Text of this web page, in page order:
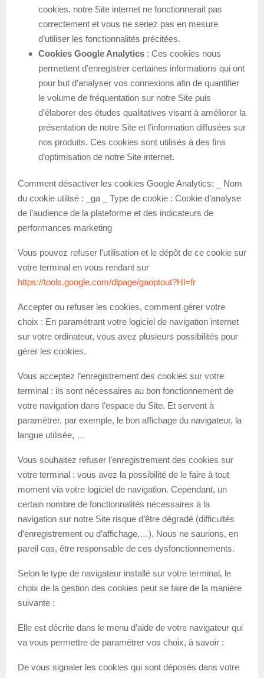
cookies, notre Site internet ne fonctionnerait pas
correctement et vous ne seriez pas en mesure
d’utiliser les fonctionnalités précitées.
Cookies Google Analytics : Ces cookies nous
permettent d’enregistrer certaines informations qui ont
pour but d’analyser vos connexions afin de quantifier
le volume de fréquentation sur notre Site puis
d’élaborer des études qualitatives visant à améliorer la
présentation de notre Site et l’information diffusées sur
nos produits. Ces cookies sont utilisés à des fins
d’optimisation de notre Site internet.
Comment désactiver les cookies Google Analytics: _ Nom
du cookie utilisé : _ga _ Type de cookie : Cookie d’analyse
de l’audience de la plateforme et des indicateurs de
performances marketing
Vous pouvez refuser l’utilisation et le dépôt de ce cookie sur
votre terminal en vous rendant sur
https://tools.google.com/dlpage/gaoptout?Hl=fr
Accepter ou refuser les cookies, comment gérer votre
choix : En paramétrant votre logiciel de navigation internet
sur votre ordinateur, vous avez plusieurs possibilités pour
gérer les cookies.
Vous acceptez l’enregistrement des cookies sur votre
terminal : ils sont nécessaires au bon fonctionnement de
votre navigation dans l’espace du Site. Et servent à
paramétrer, par exemple, le bon affichage du navigateur, la
langue utilisée, …
Vous souhaitez refuser l’enregistrement des cookies sur
votre terminal : vous avez la possibilité de le faire à tout
moment via votre logiciel de navigation. Cependant, un
certain nombre de fonctionnalités nécessaires à la
navigation sur notre Site risque d’être dégradé (difficultés
d’enregistrement ou d’affichage,…). Nous ne saurions, en
pareil cas, être responsable de ces dysfonctionnements.
Selon le type de navigateur installé sur votre terminal, le
choix de la gestion des cookies peut se faire de la manière
suivante :
Elle est décrite dans le menu d’aide de votre navigateur qui
va vous permettre de paramétrer vos choix, à savoir :
De vous signaler les cookies qui sont déposés dans votre